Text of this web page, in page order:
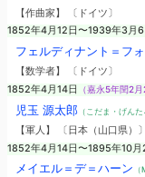
【作曲家】 〔ドイツ〕
1852年4月12日〜1939年3月6
フェルディナント＝フ
【数学者】 〔ドイツ〕
1852年4月14日
（嘉永5年閏2月
児玉 源太郎（こだま・げんた
【軍人】 〔日本（山口県）〕
1852年4月14日〜1895年10月
メイエル＝デ＝ハーン